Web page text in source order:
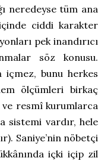
neredeyse tüm ana
ciddi karakter
pek inandırıcı
söz konusu.
içmez, bunu herkes
ölçümleri birkaç
resmî kurumlarca
sistemi vardır, hele
Saniye’nin nöbetçi
içki içip zil